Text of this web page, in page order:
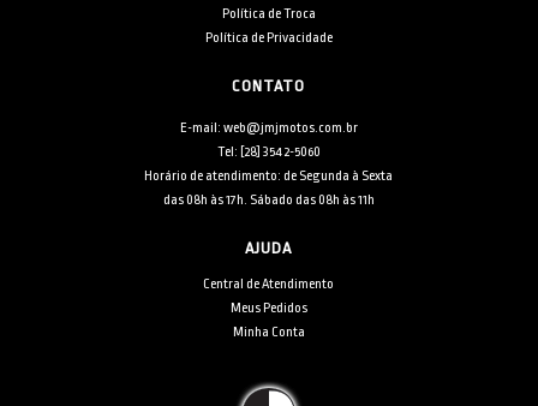
Política de Troca
Política de Privacidade
CONTATO
E-mail: web@jmjmotos.com.br
Tel: [28] 3542-5060
Horário de atendimento: de Segunda à Sexta
das 08h às 17h. Sábado das 08h às 11h
AJUDA
Central de Atendimento
Meus Pedidos
Minha Conta